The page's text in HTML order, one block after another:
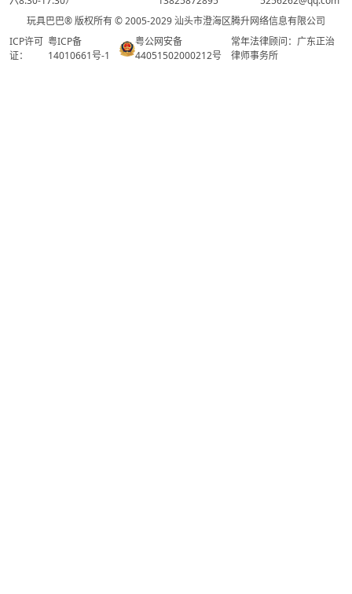
玩具巴巴® 版权所有 © 2005-2029 汕头市澄海区腾升网络信息有限公司
ICP许可
证：
粤ICP备
14010661号-1
粤公网安备
44051502000212号
常年法律顾问：广东正治
律师事务所